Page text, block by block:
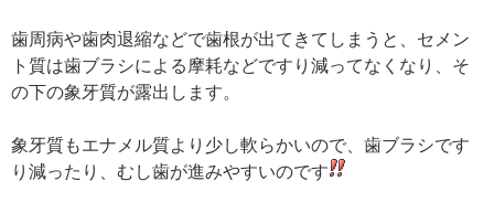
歯周病や歯肉退縮などで歯根が出てきてしまうと、セメン
ト質は歯ブラシによる摩耗などですり減ってなくなり、そ
の下の象牙質が露出します。
象牙質もエナメル質より少し軟らかいので、歯ブラシです
り減ったり、むし歯が進みやすいのです